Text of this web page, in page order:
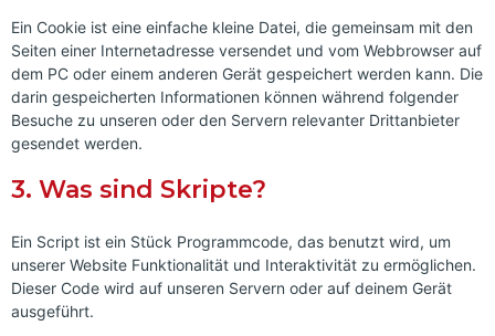
Ein Cookie ist eine einfache kleine Datei, die gemeinsam mit den
Seiten einer Internetadresse versendet und vom Webbrowser auf
dem PC oder einem anderen Gerät gespeichert werden kann. Die
darin gespeicherten Informationen können während folgender
Besuche zu unseren oder den Servern relevanter Drittanbieter
gesendet werden.
3. Was sind Skripte?
Ein Script ist ein Stück Programmcode, das benutzt wird, um
unserer Website Funktionalität und Interaktivität zu ermöglichen.
Dieser Code wird auf unseren Servern oder auf deinem Gerät
ausgeführt.